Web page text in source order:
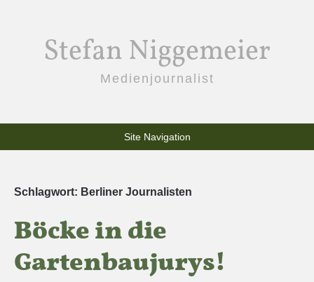
Stefan Niggemeier
Medienjournalist
Site Navigation
Schlagwort: Berliner Journalisten
Böcke in die
Gartenbaujurys!